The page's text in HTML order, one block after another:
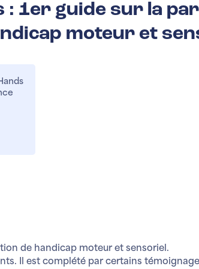
: 1er guide sur la
moteur et
de handicap moteur et sensoriel.
Il est complété par certains